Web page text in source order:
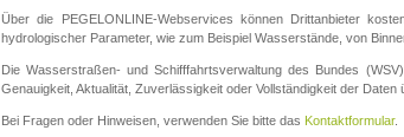
Über die PEGELONLINE-Webservices können Drittanbieter
hydrologischer Parameter, wie zum Beispiel Wasserstände, von
Die Wasserstraßen- und Schifffahrtsverwaltung des Bundes
Genauigkeit, Aktualität, Zuverlässigkeit oder Vollständigkeit der
Bei Fragen oder Hinweisen, verwenden Sie bitte das Kontaktformular.